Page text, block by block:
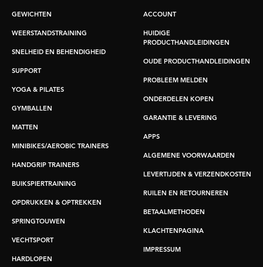
GEWICHTEN
WEERSTANDSTRAINING
SNELHEID EN BEHENDIGHEID
SUPPORT
YOGA & PILATES
GYMBALLEN
MATTEN
MINIBIKES/AEROBIC TRAINERS
HANDGRIP TRAINERS
BUIKSPIERTRAINING
OPDRUKKEN & OPTREKKEN
SPRINGTOUWEN
VECHTSPORT
HARDLOPEN
ACCOUNT
HUIDIGE
PRODUCTHANDLEIDINGEN
OUDE PRODUCTHANDLEIDINGEN
PROBLEEM MELDEN
ONDERDELEN KOPEN
GARANTIE & LEVERING
APPS
ALGEMENE VOORWAARDEN
LEVERTIJDEN & VERZENDKOSTEN
RUILEN EN RETOURNEREN
BETAALMETHODEN
KLACHTENPAGINA
IMPRESSUM